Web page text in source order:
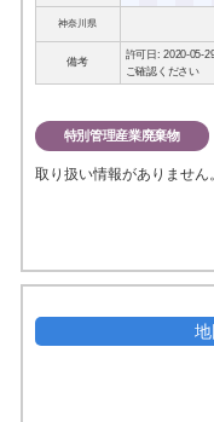
神奈川県
備考
許可日: 2020-05-
ご確認ください
特別管理産業廃棄物
取り扱い情報がありません。